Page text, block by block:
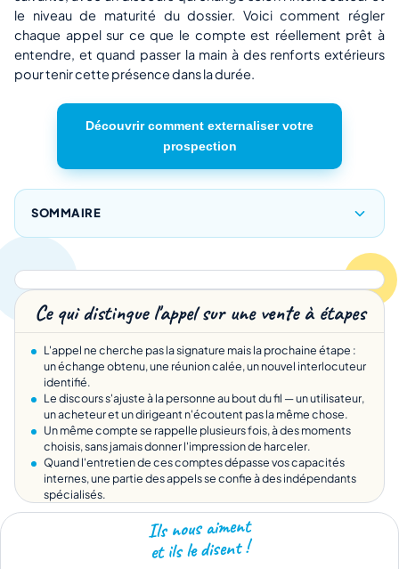
le niveau de maturité du dossier. Voici comment régler
chaque appel sur ce que le compte est réellement prêt à
entendre, et quand passer la main à des renforts extérieurs
pour tenir cette présence dans la durée.
Découvrir comment externaliser votre
prospection
SOMMAIRE
Ce qui distingue l'appel sur une vente à étapes
L'appel ne cherche pas la signature mais la prochaine étape :
un échange obtenu, une réunion calée, un nouvel interlocuteur
identifié.
Le discours s'ajuste à la personne au bout du fil — un utilisateur,
un acheteur et un dirigeant n'écoutent pas la même chose.
Un même compte se rappelle plusieurs fois, à des moments
choisis, sans jamais donner l'impression de harceler.
Quand l'entretien de ces comptes dépasse vos capacités
internes, une partie des appels se confie à des indépendants
spécialisés.
Ils nous aiment
et ils le disent !